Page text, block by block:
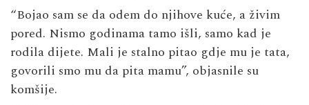
“Bojao sam se da odem do njihove kuće, a živim
pored. Nismo godinama tamo išli, samo kad je
rodila dijete. Mali je stalno pitao gdje mu je tata,
govorili smo mu da pita mamu”, objasnile su
komšije.